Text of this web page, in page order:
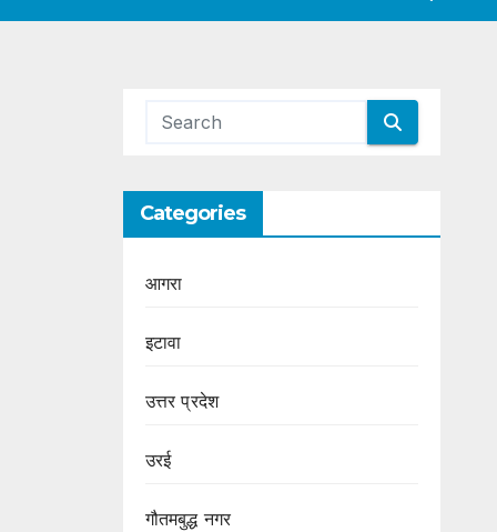
Categories
आगरा
इटावा
उत्तर प्रदेश
उरई
गौतमबुद्ध नगर